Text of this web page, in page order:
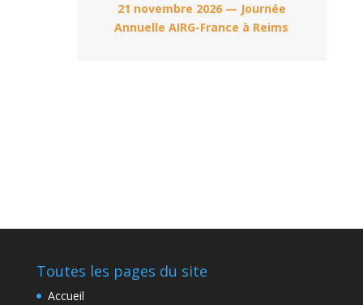
21 novembre 2026 — Journée
Annuelle AIRG-France à Reims
Toutes les pages du site
Accueil